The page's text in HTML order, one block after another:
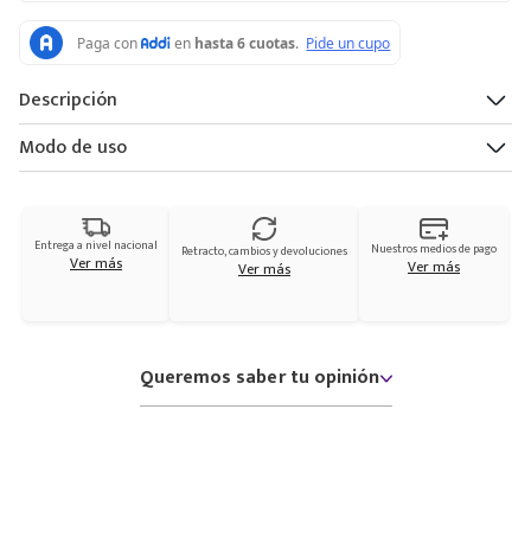
Descripción
Modo de uso
Entrega a nivel nacional
Ver más Retracto, cambios y devoluciones
Ver más
Nuestros medios de pago
Ver más
Queremos saber tu opinión